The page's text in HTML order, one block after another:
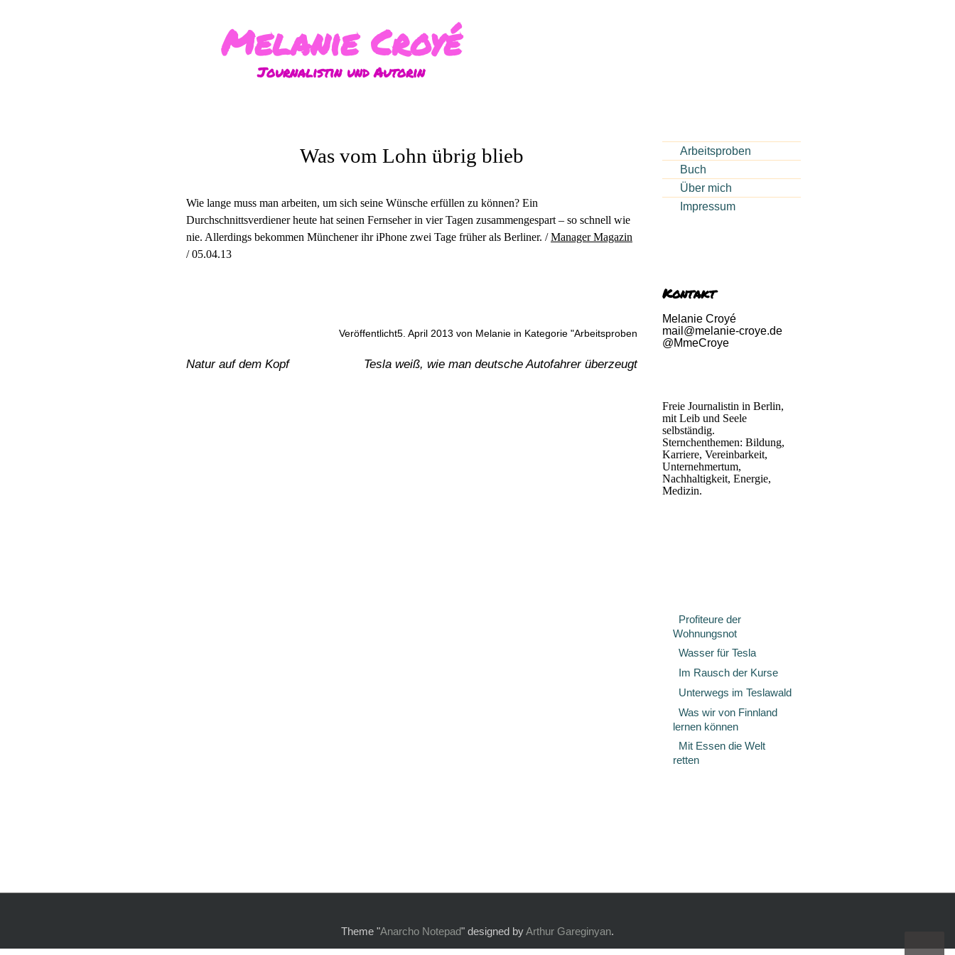
Melanie Croyé
Journalistin und Autorin
Was vom Lohn übrig blieb
Wie lange muss man arbeiten, um sich seine Wünsche erfüllen zu können? Ein
Durchschnittsverdiener heute hat seinen Fernseher in vier Tagen zusammengespart – so schnell wie
nie. Allerdings bekommen Münchener ihr iPhone zwei Tage früher als Berliner. /Manager Magazin
/ 05.04.13
Veröffentlicht5. April 2013 von Melanie in Kategorie "Arbeitsproben
Natur auf dem Kopf Tesla weiß, wie man deutsche Autofahrer überzeugt
Arbeitsproben
Buch
Über mich
Impressum
Kontakt
Melanie Croyé
mail@melanie-croye.de
@MmeCroye
Freie Journalistin in Berlin,
mit Leib und Seele
selbständig.
Sternchenthemen: Bildung,
Karriere, Vereinbarkeit,
Unternehmertum,
Nachhaltigkeit, Energie,
Medizin.
Profiteure der
Wohnungsnot
Wasser für Tesla
Im Rausch der Kurse
Unterwegs im Teslawald
Was wir von Finnland
lernen können
Mit Essen die Welt
retten
Theme "Anarcho Notepad" designed byArthur Gareginyan.